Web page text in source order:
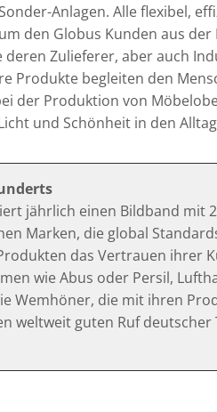
Anlagen. Alle flexibel,
den Globus Kunden aus
Zulieferer, aber auch
Produkte begleiten den
der Produktion von
und Schönheit in den
jährlich einen Bildband mit
Marken, die global
das Vertrauen ihrer
wie Abus oder Persil,
Wemhöner, die mit ihren
weltweit guten Ruf deutscher